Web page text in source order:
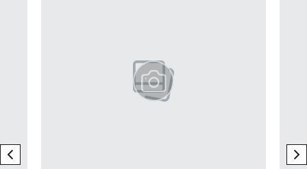
previous element